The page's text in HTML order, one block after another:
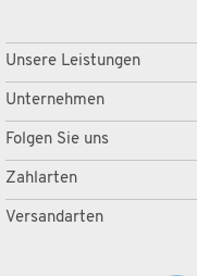
Unsere Leistungen
Unternehmen
Folgen Sie uns
Zahlarten
Versandarten